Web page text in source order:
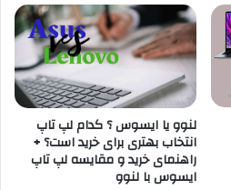
لنوو یا ایسوس ؟ کدام لپ تاپ
انتخاب بهتری برای خرید است؟ +
راهنمای خرید و مقایسه لپ تاپ
ایسوس با لنوو